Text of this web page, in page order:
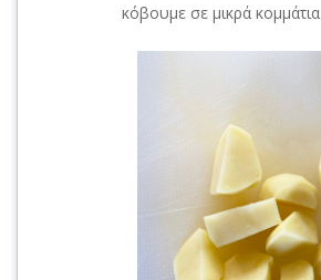
κόβουμε σε μικρά κομμάτια